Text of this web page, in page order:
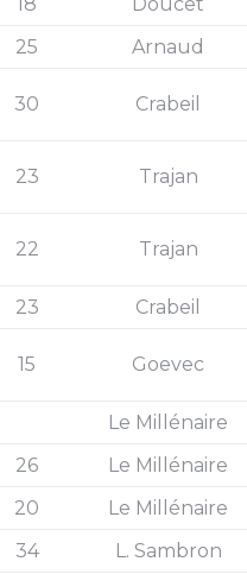
25 Arnaud
30 Crabeil
23 Trajan
22 Trajan
23 Crabeil
15 Goevec
Le Millénaire
26
Le Millénaire
20
Le Millénaire
34 L. Sambron